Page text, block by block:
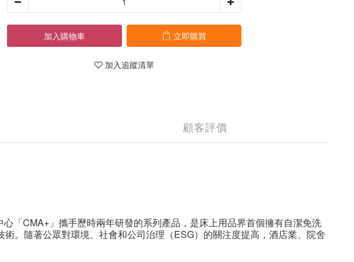
加入購物車 立即購買
加入追蹤清單
顧客評價
心「CMA+ 」攜手歷時兩年研發的系列產品，是床上用品界首個擁有自潔免洗
。隨著公眾對環境、社會和公司治理（ESG）的關注度提高，酒店業、院舍